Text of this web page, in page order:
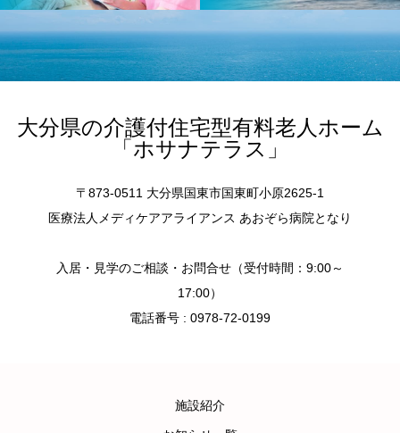
大分県の介護付住宅型有料老人ホーム
「ホサナテラス」
〒873-0511 大分県国東市国東町小原2625-1
医療法人メディケアアライアンス あおぞら病院となり
入居・見学のご相談・お問合せ（受付時間：9:00～
17:00）
電話番号 : 0978-72-0199
施設紹介